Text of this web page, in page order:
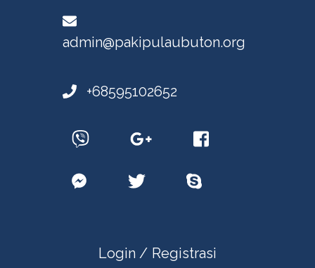
admin@pakipulaubuton.org
+68595102652
Login / Registrasi